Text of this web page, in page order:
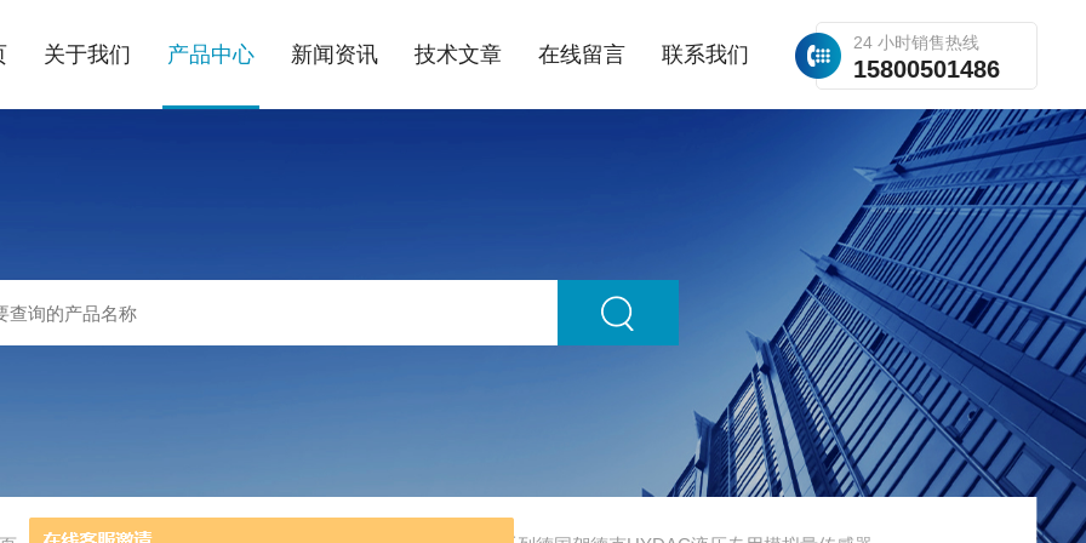
24 小时销售热线
15800501486
关于我们 产品中心 新闻资讯 技术文章 在线留言 联系我们